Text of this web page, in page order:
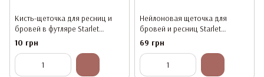
Кисть-щеточка для ресниц и
бровей в футляре Starlet
Professional, разные цвета
10 грн
Нейлоновая щеточка для
бровей и ресниц Starlet
Professional, 50 шт/уп, Розовая
69 грн